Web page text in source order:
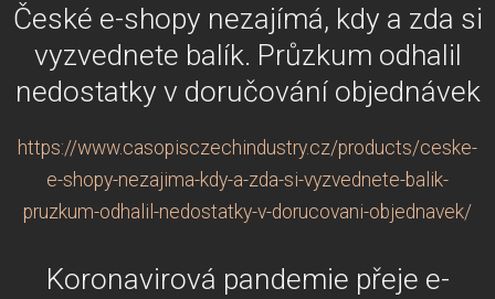
České e-shopy nezajímá, kdy a zda si
vyzvednete balík. Průzkum odhalil
nedostatky v doručování objednávek
https://www.casopisczechindustry.cz/products/ceske-
e-shopy-nezajima-kdy-a-zda-si-vyzvednete-balik-
pruzkum-odhalil-nedostatky-v-dorucovani-objednavek/
Koronavirová pandemie přeje e-